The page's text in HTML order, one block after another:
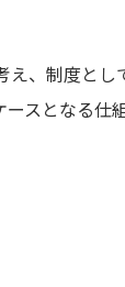
え、制度とし
スとなる仕